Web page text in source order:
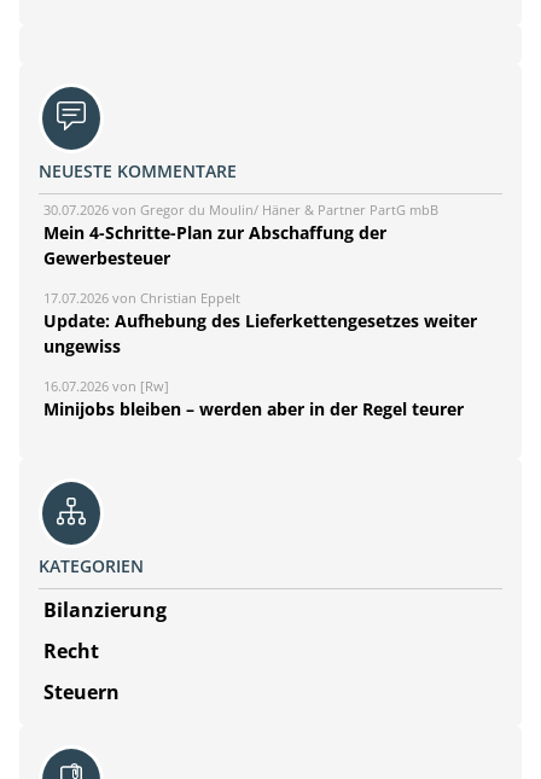
NEUESTE KOMMENTARE
30.07.2026 von Gregor du Moulin/ Häner & Partner PartG mbB
Mein 4-Schritte-Plan zur Abschaffung der
Gewerbesteuer
17.07.2026 von Christian Eppelt
Update: Aufhebung des Lieferkettengesetzes weiter
ungewiss
16.07.2026 von [Rw]
Minijobs bleiben – werden aber in der Regel teurer
KATEGORIEN
Bilanzierung
Recht
Steuern